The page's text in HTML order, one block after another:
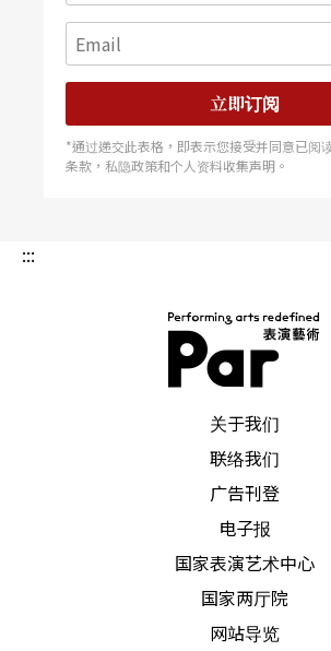
立即订阅
*通过递交此表格，即表示您接受并同意已阅
条款，私隐政策和个人资料收集声明。
:::
关于我们
联络我们
广告刊登
电子报
国家表演艺术中心
国家两厅院
网站导览